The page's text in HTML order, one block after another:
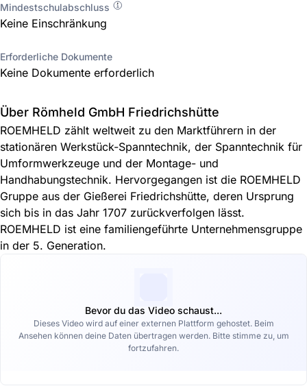
Mindestschulabschluss
Keine Einschränkung
Erforderliche Dokumente
Keine Dokumente erforderlich
Über Römheld GmbH Friedrichshütte
ROEMHELD zählt weltweit zu den Marktführern in der
stationären Werkstück-Spanntechnik, der Spanntechnik für
Umformwerkzeuge und der Montage- und
Handhabungstechnik. Hervorgegangen ist die ROEMHELD
Gruppe aus der Gießerei Friedrichshütte, deren Ursprung
sich bis in das Jahr 1707 zurückverfolgen lässt.
ROEMHELD ist eine familiengeführte Unternehmensgruppe
in der 5. Generation.
Bevor du das Video schaust...
Dieses Video wird auf einer externen Plattform gehostet. Beim
Ansehen können deine Daten übertragen werden. Bitte stimme zu, um
fortzufahren.